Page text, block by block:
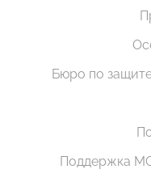
Бюро по
Поддержка